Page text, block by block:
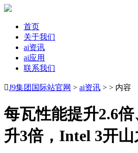
首页
关于我们
ai资讯
ai应用
联系我们
J9集团国际站官网 > ai资讯 > > 内容
每瓦性能提升2.6
升3倍，Intel 3开山